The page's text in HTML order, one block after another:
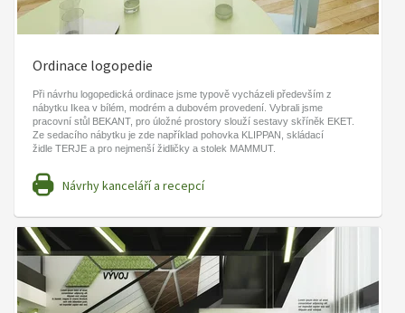
Ordinace logopedie
Při návrhu logopedická ordinace jsme typově vycházeli především z
nábytku Ikea v bílém, modrém a dubovém provedení. Vybrali jsme
pracovní stůl BEKANT, pro úložné prostory slouží sestavy skříněk EKET.
Ze sedacího nábytku je zde například pohovka KLIPPAN, skládací
židle TERJE a pro nejmenší židličky a stolek MAMMUT.
Návrhy kanceláří a recepcí